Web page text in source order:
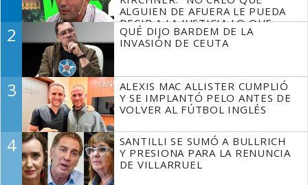
ALGUIEN DE AFUERA LE PUEDA
DECIR A LA JUSTICIA LO QUE
TIENE QUE HACER"
2
QUÉ DIJO BARDEM DE LA
INVASIÓN DE CEUTA
3
ALEXIS MAC ALLISTER CUMPLIÓ
Y SE IMPLANTÓ PELO ANTES DE
VOLVER AL FÚTBOL INGLÉS
4
SANTILLI SE SUMÓ A BULLRICH
Y PRESIONA PARA LA RENUNCIA
DE VILLARRUEL